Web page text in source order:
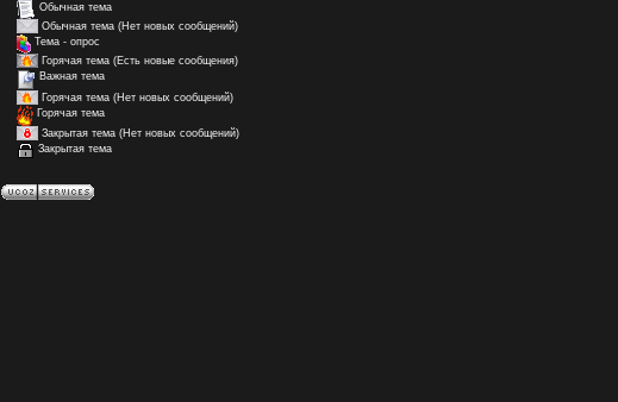
Обычная тема
Обычная тема (Нет новых сообщений)
Тема - опрос
Горячая тема (Есть новые сообщения)
Важная тема
Горячая тема (Нет новых сообщений)
Горячая тема
Закрытая тема (Нет новых сообщений)
Закрытая тема